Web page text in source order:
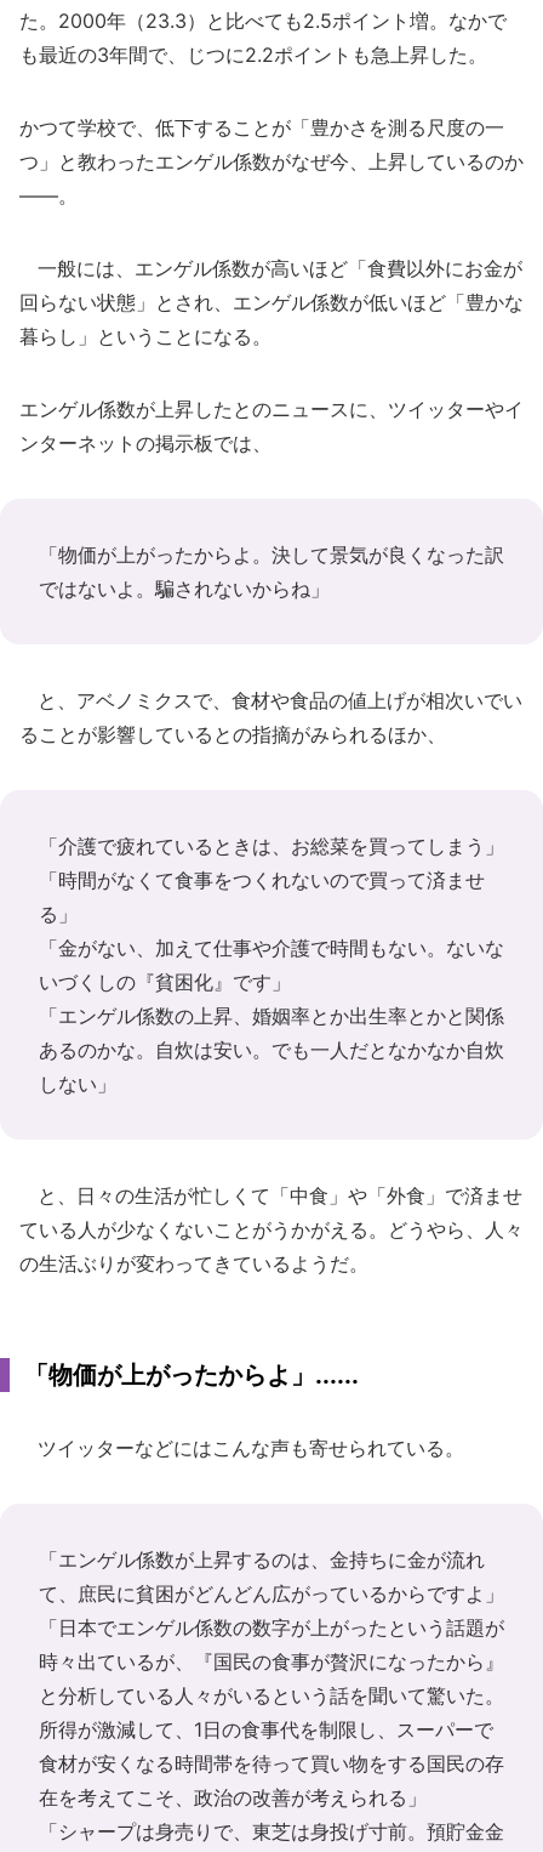
た。2000年（23.3）と比べても2.5ポイント増。なかで
も最近の3年間で、じつに2.2ポイントも急上昇した。
かつて学校で、低下することが「豊かさを測る尺度の一
つ」と教わったエンゲル係数がなぜ今、上昇しているのか
――。
一般には、エンゲル係数が高いほど「食費以外にお金が
回らない状態」とされ、エンゲル係数が低いほど「豊かな
暮らし」ということになる。
エンゲル係数が上昇したとのニュースに、ツイッターやイ
ンターネットの掲示板では、
「物価が上がったからよ。決して景気が良くなった訳
ではないよ。騙されないからね」
と、アベノミクスで、食材や食品の値上げが相次いでい
ることが影響しているとの指摘がみられるほか、
「介護で疲れているときは、お総菜を買ってしまう」
「時間がなくて食事をつくれないので買って済ませ
る」
「金がない、加えて仕事や介護で時間もない。ないな
いづくしの『貧困化』です」
「エンゲル係数の上昇、婚姻率とか出生率とかと関係
あるのかな。自炊は安い。でも一人だとなかなか自炊
しない」
と、日々の生活が忙しくて「中食」や「外食」で済ませ
ている人が少なくないことがうかがえる。どうやら、人々
の生活ぶりが変わってきているようだ。
「物価が上がったからよ」......
ツイッターなどにはこんな声も寄せられている。
「エンゲル係数が上昇するのは、金持ちに金が流れ
て、庶民に貧困がどんどん広がっているからですよ」
「日本でエンゲル係数の数字が上がったという話題が
時々出ているが、『国民の食事が贅沢になったから』
と分析している人々がいるという話を聞いて驚いた。
所得が激減して、1日の食事代を制限し、スーパーで
食材が安くなる時間帯を待って買い物をする国民の存
在を考えてこそ、政治の改善が考えられる」
「シャープは身売りで、東芝は身投げ寸前。預貯金金